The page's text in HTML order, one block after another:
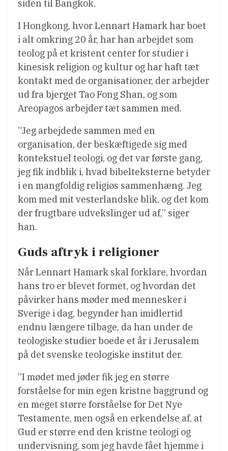
siden til Bangkok.
I Hongkong, hvor Lennart Hamark har boet
i alt omkring 20 år, har han arbejdet som
teolog på et kristent center for studier i
kinesisk religion og kultur og har haft tæt
kontakt med de organisationer, der arbejder
ud fra bjerget Tao Fong Shan, og som
Areopagos arbejder tæt sammen med.
”Jeg arbejdede sammen med en
organisation, der beskæftigede sig med
kontekstuel teologi, og det var første gang,
jeg fik indblik i, hvad bibelteksterne betyder
i en mangfoldig religiøs sammenhæng. Jeg
kom med mit vesterlandske blik, og det kom
der frugtbare udvekslinger ud af,” siger
han.
Guds aftryk i religioner
Når Lennart Hamark skal forklare, hvordan
hans tro er blevet formet, og hvordan det
påvirker hans møder med mennesker i
Sverige i dag, begynder han imidlertid
endnu længere tilbage, da han under de
teologiske studier boede et år i Jerusalem
på det svenske teologiske institut der.
”I mødet med jøder fik jeg en større
forståelse for min egen kristne baggrund og
en meget større forståelse for Det Nye
Testamente, men også en erkendelse af, at
Gud er større end den kristne teologi og
undervisning, som jeg havde fået hjemme i